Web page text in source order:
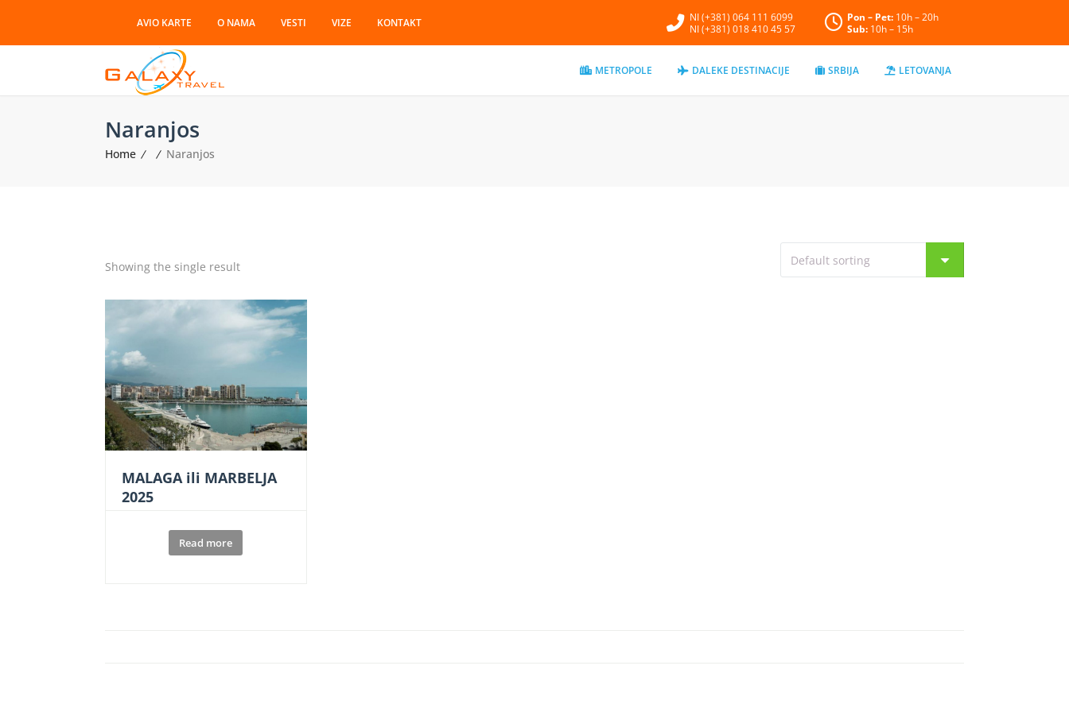
AVIO KARTE O NAMA VESTI VIZE KONTAKT
NI (+381) 064 111 6099
NI (+381) 018 410 45 57
Pon – Pet:10h – 20h
Sub:10h – 15h
METROPOLE DALEKE DESTINACIJE SRBIJA LETOVANJA
Naranjos
Home Naranjos
Showing the single result
MALAGA ili MARBELJA
2025
Read more